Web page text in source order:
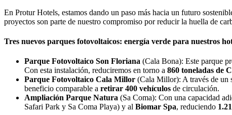
En Protur Hotels, estamos dando un paso más hacia un futuro
proyectos son parte de nuestro compromiso por reducir la huella de
Tres nuevos parques fotovoltaicos: energía verde para nuestros
Parque Fotovoltaico Son Floriana (Cala Bona): Este parque
Con esta instalación, reduciremos en torno a 860 toneladas de
Parque Fotovoltaico Cala Millor (Cala Millor): A través de un
beneficio comparable a retirar 400 vehículos de circulación.
Ampliación Parque Natura (Sa Coma): Con una capacidad
Safari Park y Sa Coma Playa) y al Biomar Spa, reduciendo